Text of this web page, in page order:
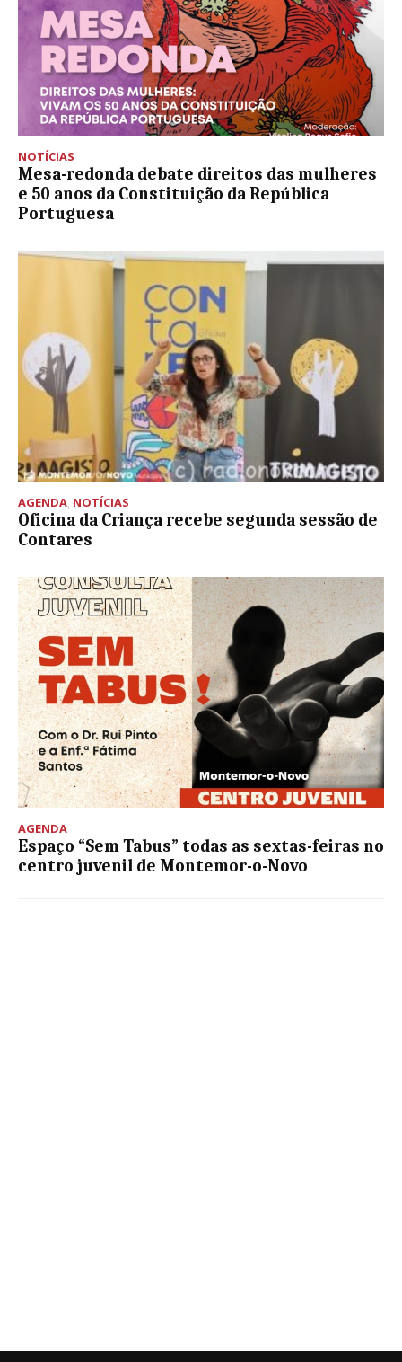
NOTÍCIAS
Mesa-redonda debate direitos das mulheres
e 50 anos da Constituição da República
Portuguesa
AGENDA, NOTÍCIAS
Oficina da Criança recebe segunda sessão de
Contares
AGENDA
Espaço “Sem Tabus” todas as sextas-feiras no
centro juvenil de Montemor-o-Novo